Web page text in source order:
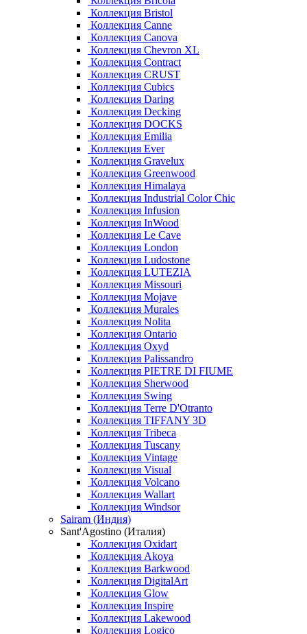
Коллекция Bristol
Коллекция Canne
Коллекция Canova
Коллекция Chevron XL
Коллекция Contract
Коллекция CRUST
Коллекция Cubics
Коллекция Daring
Коллекция Decking
Коллекция DOCKS
Коллекция Emilia
Коллекция Ever
Коллекция Gravelux
Коллекция Greenwood
Коллекция Himalaya
Коллекция Industrial Color Chic
Коллекция Infusion
Коллекция InWood
Коллекция Le Cave
Коллекция London
Коллекция Ludostone
Коллекция LUTEZIA
Коллекция Missouri
Коллекция Mojave
Коллекция Murales
Коллекция Nolita
Коллекция Ontario
Коллекция Oxyd
Коллекция Palissandro
Коллекция PIETRE DI FIUME
Коллекция Sherwood
Коллекция Swing
Коллекция Terre D'Otranto
Коллекция TIFFANY 3D
Коллекция Tribeca
Коллекция Tuscany
Коллекция Vintage
Коллекция Visual
Коллекция Volcano
Коллекция Wallart
Коллекция Windsor
Sairam (Индия)
Sant'Agostino (Италия)
Коллекция Oxidart
Коллекция Akoya
Коллекция Barkwood
Коллекция DigitalArt
Коллекция Glow
Коллекция Inspire
Коллекция Lakewood
Коллекция Logico